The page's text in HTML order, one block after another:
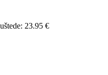
23.95 €